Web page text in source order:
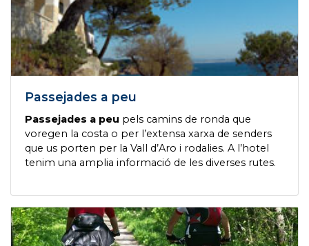
Passejades a peu
Passejades a peu pels camins de ronda que
voregen la costa o per l’extensa xarxa de senders
que us porten per la Vall d’Aro i rodalies. A l’hotel
tenim una amplia informació de les diverses rutes.